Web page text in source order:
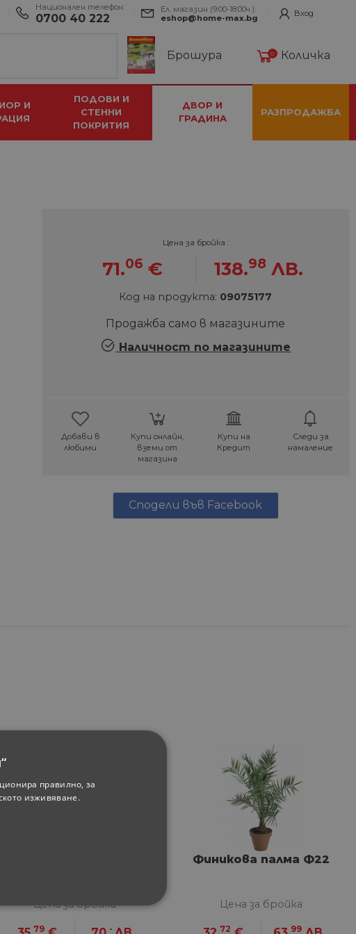
Национален телефон:
0700 40 222
Ел. магазин (9:00-18:00ч.):
eshop@home-max.bg
Вход
Брошура 0 Количка
И
ПОДОВИ И
СТЕННИ
ПОКРИТИЯ
ДВОР И
ГРАДИНА
РАЗПРОДАЖБА
Цена за бройка :
71.06 € 138.98 ЛВ.
Код на продукта: 09075177
Продажба само в магазините
Наличност по магазините
Добави в
любими
Купи онлайн,
вземи от
магазина
Купи на
Кредит
Следи за
намаление
Сподели във Facebook
Цена за бройка
79 -
Финикова палма Ф22
Цена за бройка
72 99
правилно, за
изживяване.
ФУНКЦИОНАЛНИ